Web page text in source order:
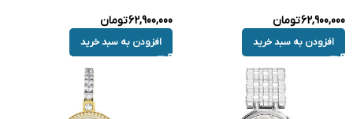
62,900,000تومان
افزودن به سبد خرید
62,900,000تومان
افزودن به سبد خرید